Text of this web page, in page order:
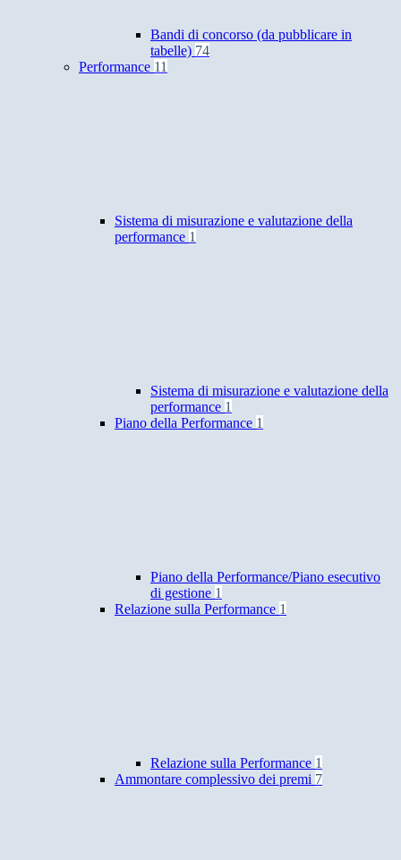
Bandi di concorso (da pubblicare in
tabelle) 74
Performance 11
Sistema di misurazione e valutazione della
performance 1
Sistema di misurazione e valutazione della
performance 1
Piano della Performance 1
Piano della Performance/Piano esecutivo
di gestione 1
Relazione sulla Performance 1
Relazione sulla Performance 1
Ammontare complessivo dei premi 7